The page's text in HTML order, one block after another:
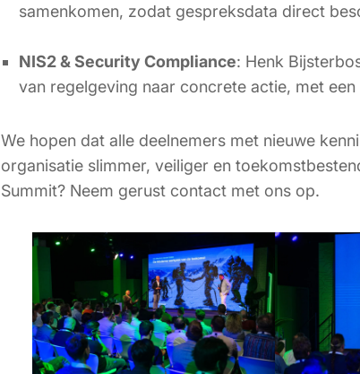
samenkomen, zodat gespreksdata direct
NIS2 & Security Compliance: Henk
van regelgeving naar concrete actie, met
We hopen dat alle deelnemers met nieuwe
organisatie slimmer, veiliger en
Summit? Neem gerust contact met ons op.